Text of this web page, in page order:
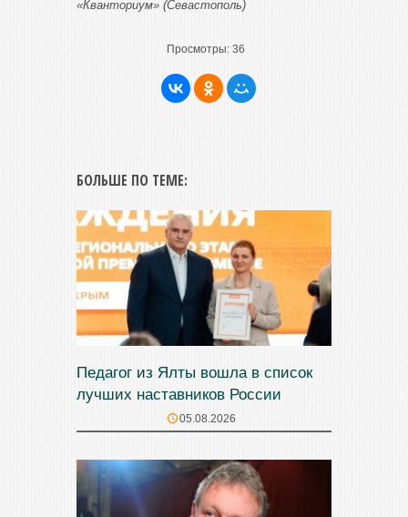
«Кванториум» (Севастополь)
Просмотры: 36
БОЛЬШЕ ПО ТЕМЕ:
Педагог из Ялты вошла в список
лучших наставников России
05.08.2026